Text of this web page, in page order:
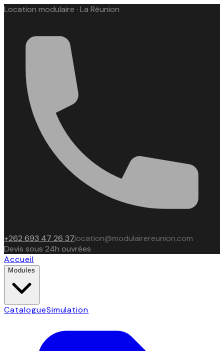
Location modulaire · La Réunion
+262 693 47 26 37location@modulairereunion.com
Devis sous 24h ouvrées
Accueil
Modules
CatalogueSimulation